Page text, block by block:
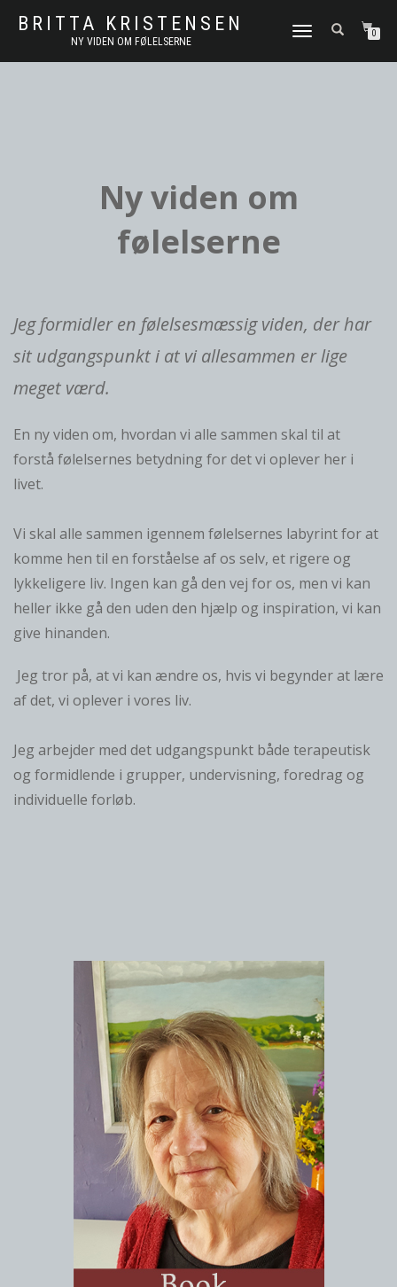
BRITTA KRISTENSEN
NY VIDEN OM FØLELSERNE
FLIP
0
Ny viden om
følelserne
Jeg formidler en følelsesmæssig viden, der har
sit udgangspunkt i at vi allesammen er lige
meget værd.
En ny viden om, hvordan vi alle sammen skal til at
forstå følelsernes betydning for det vi oplever her i
livet.
Vi skal alle sammen igennem følelsernes labyrint for at
komme hen til en forståelse af os selv, et rigere og
lykkeligere liv. Ingen kan gå den vej for os, men vi kan
heller ikke gå den uden den hjælp og inspiration, vi kan
give hinanden.
Jeg tror på, at vi kan ændre os, hvis vi begynder at lære
af det, vi oplever i vores liv.
Jeg arbejder med det udgangspunkt både terapeutisk
og formidlende i grupper, undervisning, foredrag og
individuelle forløb.